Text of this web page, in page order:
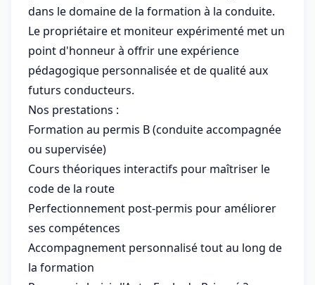
dans le domaine de la formation à la conduite.
Le propriétaire et moniteur expérimenté met un
point d'honneur à offrir une expérience
pédagogique personnalisée et de qualité aux
futurs conducteurs.
Nos prestations :
Formation au permis B (conduite accompagnée
ou supervisée)
Cours théoriques interactifs pour maîtriser le
code de la route
Perfectionnement post-permis pour améliorer
ses compétences
Accompagnement personnalisé tout au long de
la formation